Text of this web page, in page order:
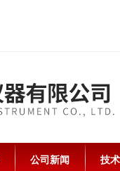
公司新闻 技